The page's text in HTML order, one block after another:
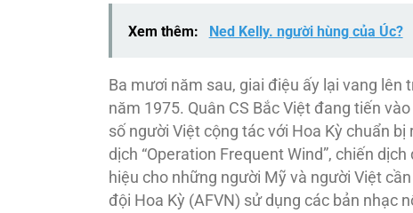
Xem thêm: Ned Kelly. người hùng của Úc?
Ba mươi năm sau, giai điệu ấy lại vang lên
năm 1975. Quân CS Bắc Việt đang tiến
số người Việt cộng tác với Hoa Kỳ chuẩn
dịch “Operation Frequent Wind”, chiến
hiệu cho những người Mỹ và người Việt
đội Hoa Kỳ (AFVN) sử dụng các bản nhạc